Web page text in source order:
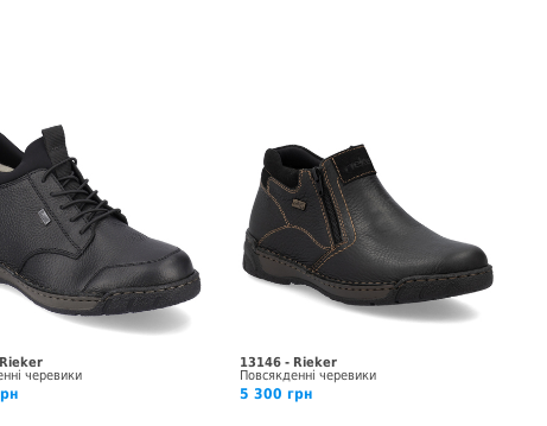
черевики
13146 - Rieker
Повсякденні черевики
5 300 грн